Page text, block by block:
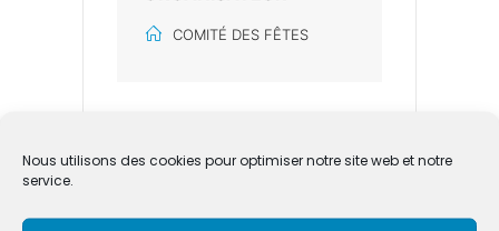
Nous utilisons des cookies pour optimiser notre site web et notre
service.
COMITÉ DES FÊTES
+ Ajouter à mon Agenda Google